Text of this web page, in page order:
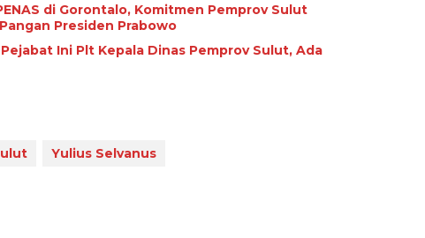
di Gorontalo, Komitmen Pemprov Sulut
Presiden Prabowo
Ini Plt Kepala Dinas Pemprov Sulut, Ada
Yulius Selvanus